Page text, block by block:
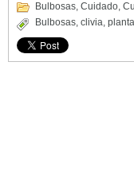
Bulbosas, Cuidado,
Bulbosas, clivia,